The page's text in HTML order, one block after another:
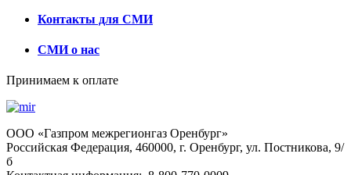
Контакты для СМИ
СМИ о нас
Принимаем к оплате
OOO «Газпром межрегионгаз Оренбург»
Российская Федерация, 460000, г. Оренбург, ул. Постникова, 9/
б